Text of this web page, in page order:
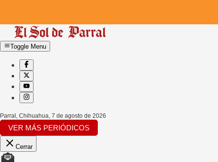
Toggle Menu
Parral, Chihuahua 7 de agosto de 2026
VER MÁS PERIÓDICOS
Cerrar